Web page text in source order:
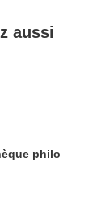
aussi
philo